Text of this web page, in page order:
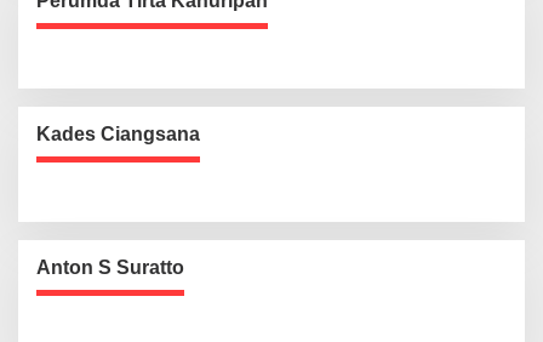
Kades Ciangsana
Anton S Suratto